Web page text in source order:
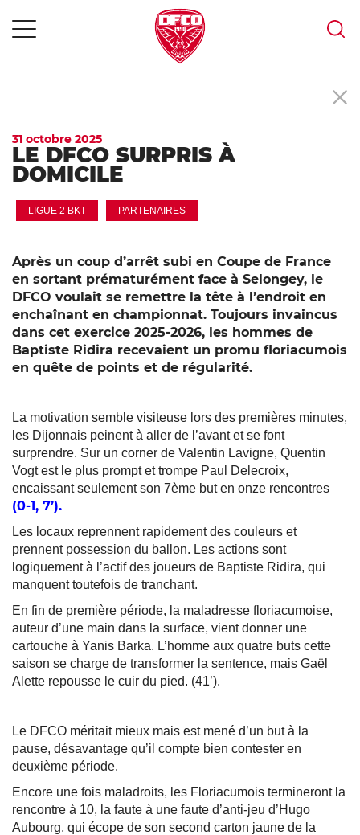
31 octobre 2025
LE DFCO SURPRIS À
DOMICILE
LIGUE 2 BKT PARTENAIRES
Après un coup d’arrêt subi en Coupe de France
en sortant prématurément face à Selongey, le
DFCO voulait se remettre la tête à l’endroit en
enchaînant en championnat. Toujours invaincus
dans cet exercice 2025-2026, les hommes de
Baptiste Ridira recevaient un promu floriacumois
en quête de points et de régularité.
La motivation semble visiteuse lors des premières minutes,
les Dijonnais peinent à aller de l’avant et se font
surprendre. Sur un corner de Valentin Lavigne, Quentin
Vogt est le plus prompt et trompe Paul Delecroix,
encaissant seulement son 7ème but en onze rencontres
(0-1, 7’).
Les locaux reprennent rapidement des couleurs et
prennent possession du ballon. Les actions sont
logiquement à l’actif des joueurs de Baptiste Ridira, qui
manquent toutefois de tranchant.
En fin de première période, la maladresse floriacumoise,
auteur d’une main dans la surface, vient donner une
cartouche à Yanis Barka. L’homme aux quatre buts cette
saison se charge de transformer la sentence, mais Gaël
Alette repousse le cuir du pied. (41’).
Le DFCO méritait mieux mais est mené d’un but à la
pause, désavantage qu’il compte bien contester en
deuxième période.
Encore une fois maladroits, les Floriacumois termineront la
rencontre à 10, la faute à une faute d’anti-jeu d’Hugo
Aubourg, qui écope de son second carton jaune de la